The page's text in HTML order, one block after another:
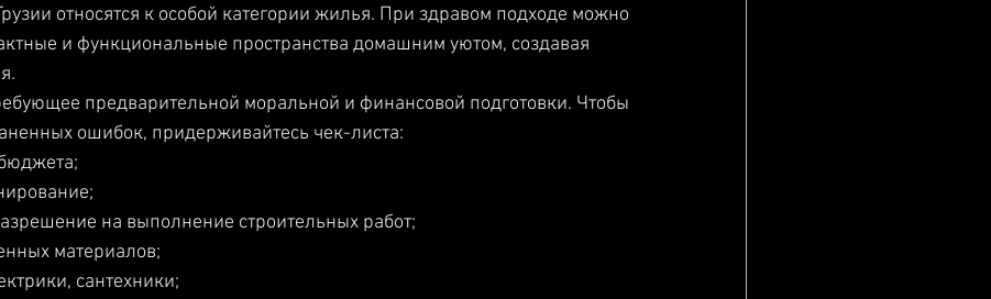
относятся к особой категории жилья. При здравом подходе можно
и функциональные пространства домашним уютом, создавая
предварительной моральной и финансовой подготовки. Чтобы
ошибок, придерживайтесь чек-листа:
на выполнение строительных работ;
материалов;
сантехники;